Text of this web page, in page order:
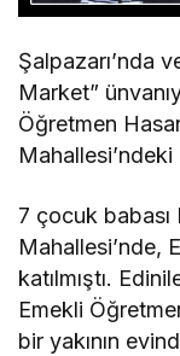
Şalpazarı’nda
Market”
Öğretmen
7 çocuk
Mahallesi’nde,
katılmıştı.
Emekli
bir yakının